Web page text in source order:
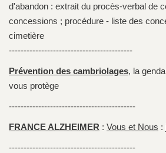
d'abandon : extrait du procès-verbal de
concessions ; procédure - liste des
cimetière
------------------------------------------
Prévention des cambriolages, la
vous protège
-------------------------------------------
FRANCE ALZHEIMER : Vous et Nous :
-------------------------------------------